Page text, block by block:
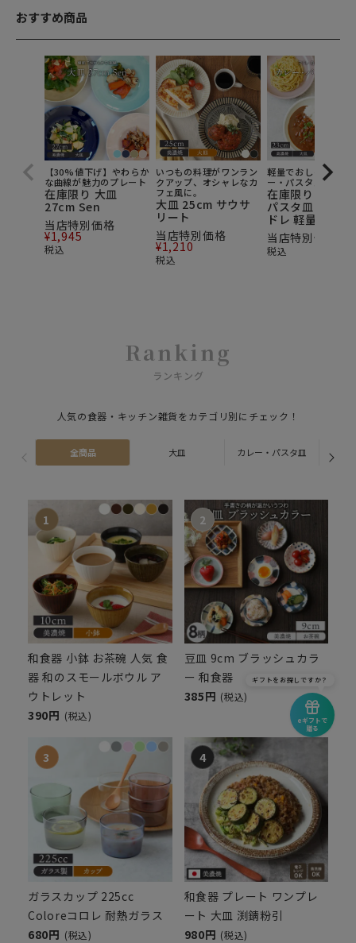
おすすめ商品
【30%値下げ】やわらか
な曲線が魅力のプレート
在庫限り 大皿
27cm Sen
当店特別価格
¥1,945
税込
いつもの料理がワンラン
クアップ、オシャレなカ
フェ風に。
大皿 25cm サウサ
リート
当店特別価格
¥1,210
税込
軽量でおしゃれなカ
ー・パスタ皿
在庫限り カレー
パスタ皿 23cm
ドレ 軽量食器
当店特別価格
税込
Ranking
ランキング
人気の食器・キッチン雑貨をカテゴリ別にチェック！
全商品 大皿 カレー・パスタ皿
和食器 小鉢 お茶碗 人気 食
器 和のスモールボウル ア
ウトレット
390円 (税込)
豆皿 9cm ブラッシュカラ
ー 和食器
385円 (税込)
ガラスカップ 225cc
Coloreコロレ 耐熱ガラス
680円 (税込)
和食器 プレート ワンプレ
ート 大皿 渕錆粉引
980円 (税込)
eギフトで
贈る
ギフトをお探しですか？